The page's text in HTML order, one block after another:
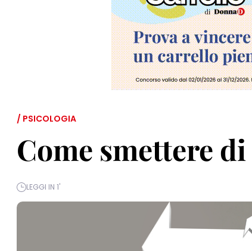
/ PSICOLOGIA
Come smettere
LEGGI IN 1'